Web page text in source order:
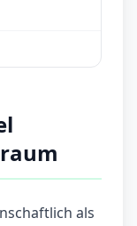
als